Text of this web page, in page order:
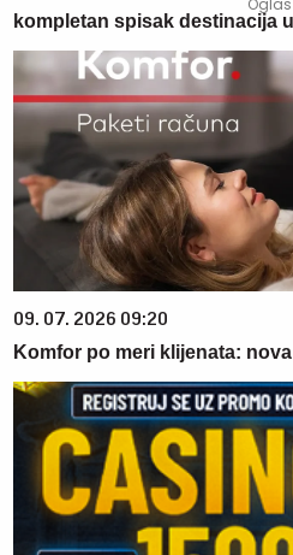
kompletan spisak destinacija
09. 07. 2026 09:20
Komfor po meri klijenata: